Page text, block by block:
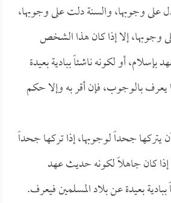
على وجوبها، والسنة دلت على وجوبها،
وجوبها، إلا إذا كان هذا الشخص
أو لكونه ناشئاً ببادية بعيدة
يعرف بالوجوب، فإن أقر به وإلا حكم
يتركها جحداً لوجوبها، إذا تركها جحداً
إذا كان جاهلاً لكونه حديث عهد
بعيدة عن بلاد المسلمين فيعرف.